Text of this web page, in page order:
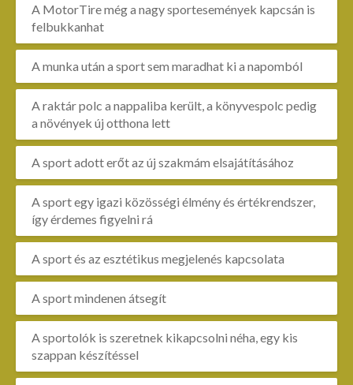
A MotorTire még a nagy sportesemények kapcsán is
felbukkanhat
A munka után a sport sem maradhat ki a napomból
A raktár polc a nappaliba került, a könyvespolc pedig
a növények új otthona lett
A sport adott erőt az új szakmám elsajátításához
A sport egy igazi közösségi élmény és értékrendszer,
így érdemes figyelni rá
A sport és az esztétikus megjelenés kapcsolata
A sport mindenen átsegít
A sportolók is szeretnek kikapcsolni néha, egy kis
szappan készítéssel